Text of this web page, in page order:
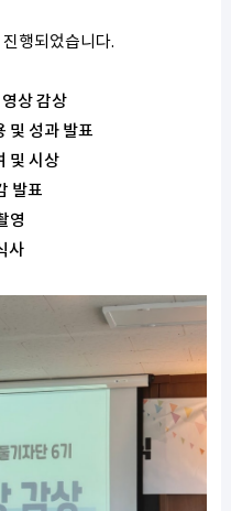
행되었습니다.
상 감상
및 성과 발표
및 시상
발표
영
사